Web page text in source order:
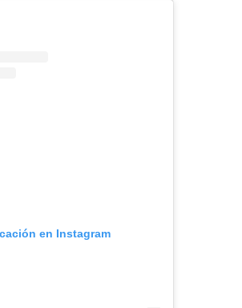
en Instagram